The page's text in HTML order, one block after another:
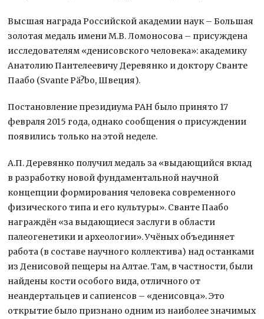
Высшая награда Российской академии наук – Большая
золотая медаль имени М.В. Ломоносова – присуждена
исследователям «денисовского человека»: академику
АнатолиюПантелеевичу Деревянко и доктору Сванте
Паабо (Svante Pä?bo, Швеция).
Постановление президиума РАН было принято 17
февраля 2015 года, однако сообщения о присуждении
появились только на этой неделе.
А.П. Деревянко получил медаль за «выдающийся вклад
в разработку новой фундаментальной научной
концепции формирования человека современного
физического типа и его культуры». Сванте Паабо
награждён «за выдающиеся заслуги в области
палеогенетики и археологии». Учёных объединяет
работа (в составе научного коллектива) над останками
из Денисовой пещеры на Алтае. Там, в частности, были
найдены кости особого вида, отличного от
неандертальцев и сапиенсов – «денисовца». Это
открытие было признано одним из наиболее значимых